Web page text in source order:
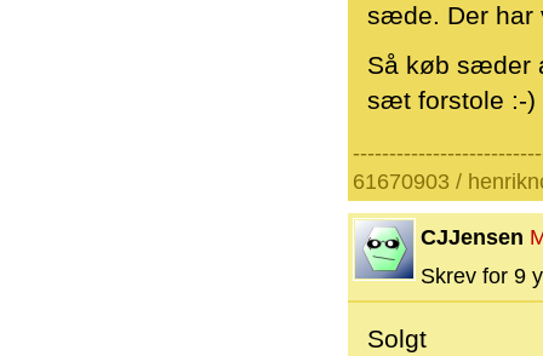
sæde. Der har
Så køb sæder
sæt forstole :-)
61670903 /
CJJensen
Skrev for 9
Solgt